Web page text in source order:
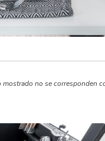
no se corresponden